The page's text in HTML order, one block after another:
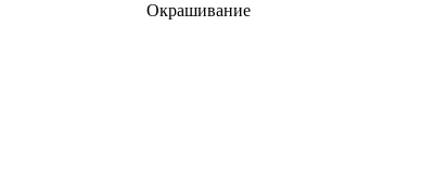
Окрашивание